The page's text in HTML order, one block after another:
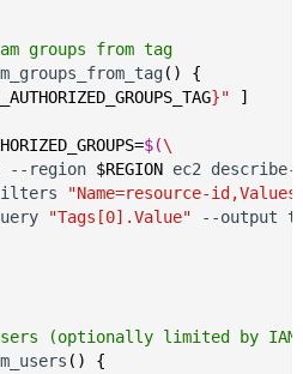
groups from tag
()
{
}"
]
$(\
--region
$REGION ec2
"Name=resource-
"Tags[0].Value" --output
(optionally limited by IAM
()
{